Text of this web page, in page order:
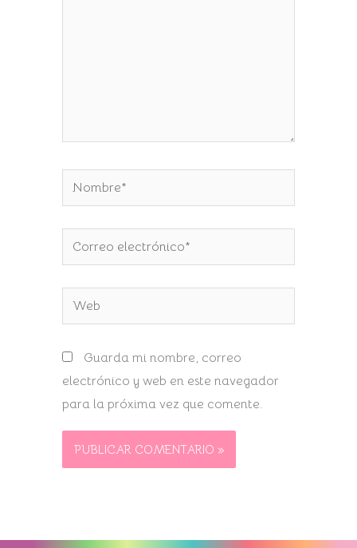
Nombre*
Correo
electrónico*
Web
Guarda mi nombre, correo
electrónico y web en este navegador
para la próxima vez que comente.